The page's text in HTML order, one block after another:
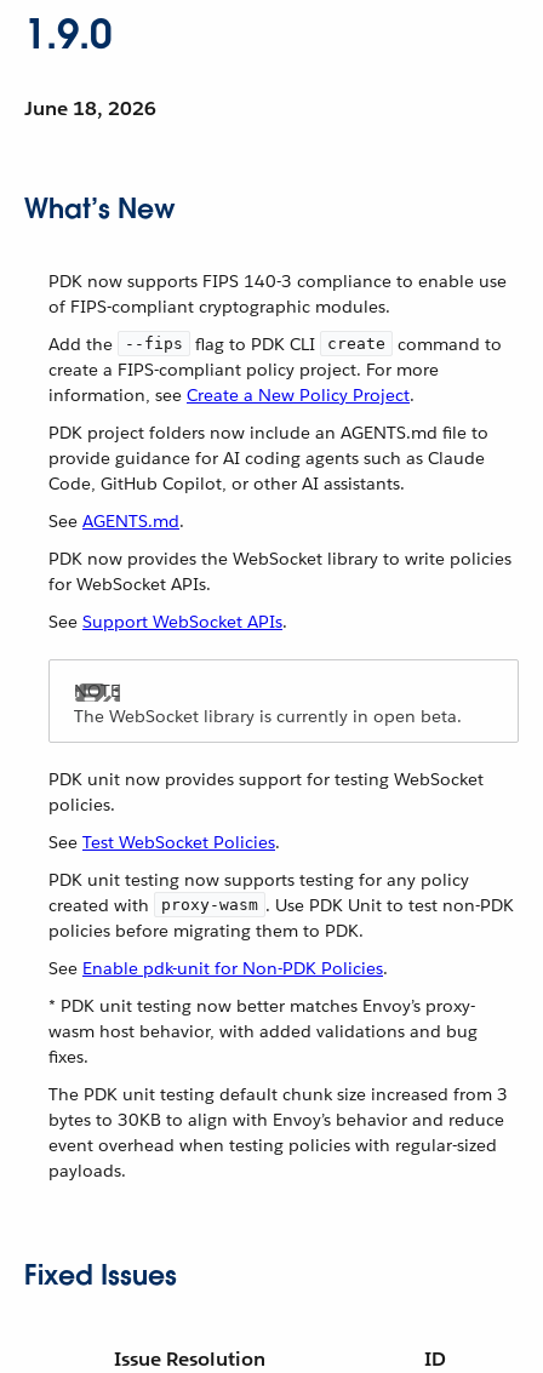
1.9.0
June 18, 2026
What’s New
PDK now supports FIPS 140-3 compliance to enable use
of FIPS-compliant cryptographic modules.
Add the
--fips flag to PDK CLI create
command to
create a FIPS-compliant policy project. For more
information, see Create a New Policy Project.
PDK project folders now include an AGENTS.md file to
provide guidance for AI coding agents such as Claude
Code, GitHub Copilot, or other AI assistants.
See AGENTS.md.
PDK now provides the WebSocket library to write policies
for WebSocket APIs.
See Support WebSocket APIs.
The WebSocket library is currently in open beta.
PDK unit now provides support for testing WebSocket
policies.
See Test WebSocket Policies.
PDK unit testing now supports testing for any policy
created with
proxy-wasm . Use PDK Unit to test non-PDK
policies before migrating them to PDK.
See Enable pdk-unit for Non-PDK Policies.
* PDK unit testing now better matches Envoy’s proxy-
wasm host behavior, with added validations and bug
fixes.
The PDK unit testing default chunk size increased from 3
bytes to 30KB to align with Envoy’s behavior and reduce
event overhead when testing policies with regular-sized
payloads.
Fixed Issues
Issue Resolution
ID